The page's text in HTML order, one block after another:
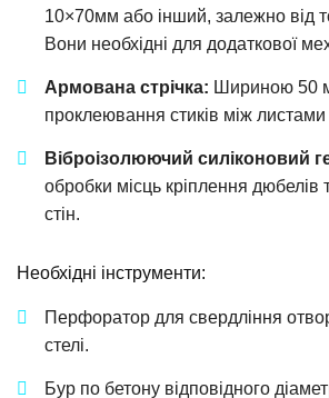
10×70мм або інший, залежно від
Вони необхідні для додаткової
Армована стрічка: Шириною 50
проклеювання стиків між листами
Віброізолюючий силіконовий
обробки місць кріплення дюбелів
стін.
Необхідні інструменти:
Перфоратор для свердління
стелі.
Бур по бетону відповідного